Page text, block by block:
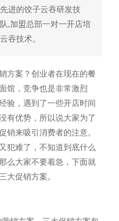
进的饺子云吞研发技
,加盟总部一对一开店培
吞技术。
方案？创业者在现在的餐
馆，竞争也是非常激烈
验，遇到了一些开店时间
有优势，所以说大家为了
销来吸引消费者的注意。
犯难了，不知道到底什么
么大家不要着急，下面就
大促销方案。